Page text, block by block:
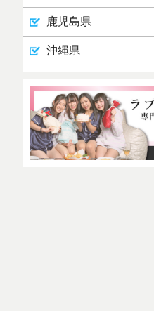
鹿児島県
沖縄県